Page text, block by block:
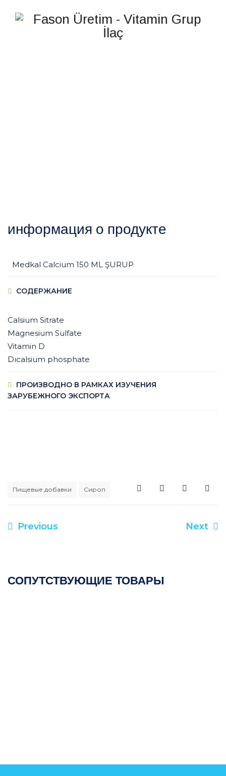
информация о продукте
Medkal Calcium 150 ML ŞURUP
СОДЕРЖАНИЕ
Calsium Sitrate
Magnesium Sulfate
Vitamin D
Dıcalsium phosphate
ПРОИЗВОДНО В РАМКАХ ИЗУЧЕНИЯ
ЗАРУБЕЖНОГО ЭКСПОРТА
Пищевые добавки Сироп
Previous Next
СОПУТСТВУЮЩИЕ ТОВАРЫ